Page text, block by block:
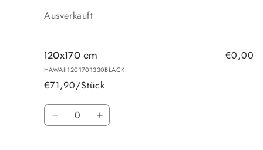
Anzahl
Ausverkauft
120x170 cm
HAWAII1201701330BLACK
€71,90/Stück
€0,00
Anzahl
VerringereErhöhe